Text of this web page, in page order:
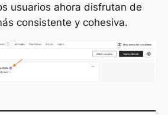
usuarios ahora disfrutan de
consistente y cohesiva.